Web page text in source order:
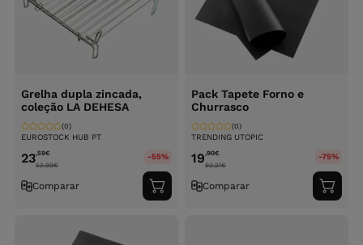
Grelha dupla zincada,
coleção LA DEHESA
EUROSTOCK HUB PT
(0)
23,59€
52.99€
-55%
Comparar
Adicionar
ao
Pack Tapete Forno e
Churrasco
TRENDING UTOPIC
(0)
19,90€
92.21€
-75%
Comparar
ao